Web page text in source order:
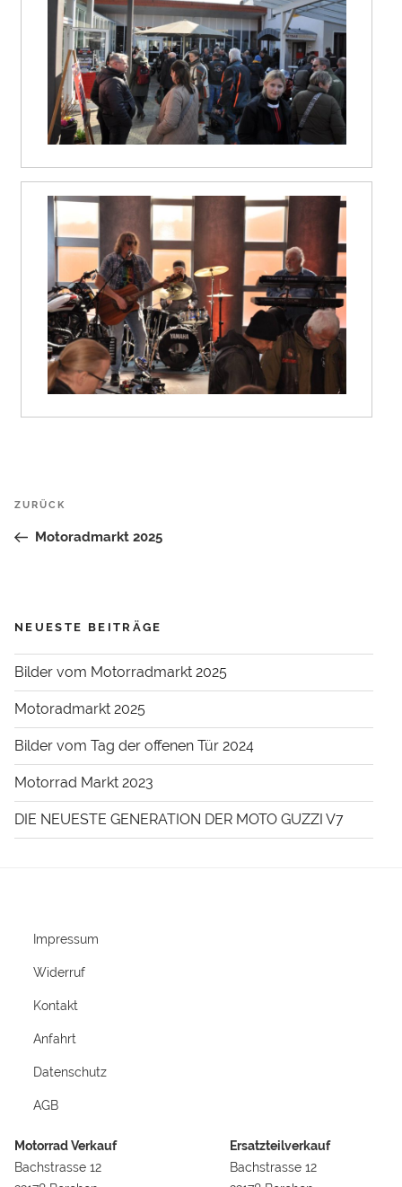
Vorheriger
ZURÜCK
Motoradmarkt 2025
NEUESTE BEITRÄGE
Bilder vom Motorradmarkt 2025
Motoradmarkt 2025
Bilder vom Tag der offenen Tür 2024
Motorrad Markt 2023
DIE NEUESTE GENERATION DER MOTO GUZZI V7
Impressum
Widerruf
Kontakt
Anfahrt
Datenschutz
AGB
Motorrad Verkauf
Bachstrasse 12
Ersatzteilverkauf
Bachstrasse 12